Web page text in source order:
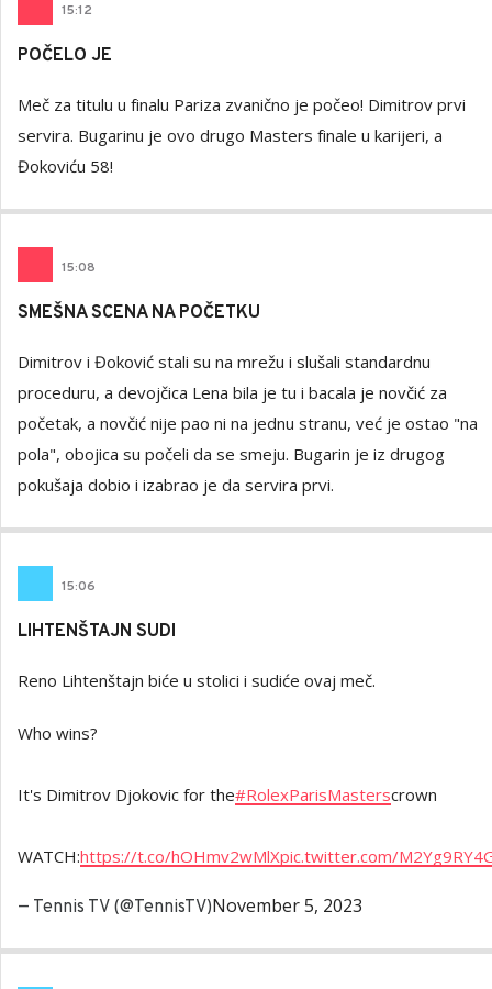
15:12
POČELO JE
Meč za titulu u finalu Pariza zvanično je počeo! Dimitrov prvi
servira. Bugarinu je ovo drugo Masters finale u karijeri, a
Đokoviću 58!
15:08
SMEŠNA SCENA NA POČETKU
Dimitrov i Đoković stali su na mrežu i slušali standardnu
proceduru, a devojčica Lena bila je tu i bacala je novčić za
početak, a novčić nije pao ni na jednu stranu, već je ostao "na
pola", obojica su počeli da se smeju. Bugarin je iz drugog
pokušaja dobio i izabrao je da servira prvi.
15:06
LIHTENŠTAJN SUDI
Reno Lihtenštajn biće u stolici i sudiće ovaj meč.
Who wins?
It's Dimitrov Djokovic for the#RolexParisMasterscrown
WATCH:https://t.co/hOHmv2wMlXpic.twitter.com/
— Tennis TV (@TennisTV)November 5, 2023